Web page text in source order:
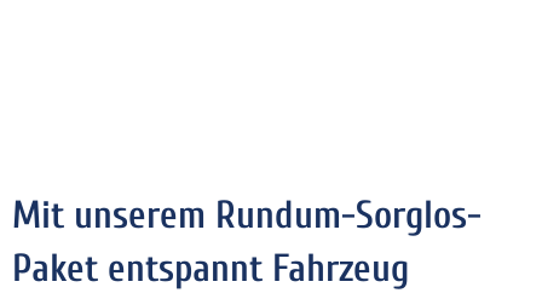
Mit unserem Rundum-Sorglos-
Paket entspannt Fahrzeug